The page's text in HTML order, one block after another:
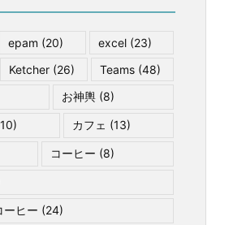
epam (20) excel(23)
Ketcher (26) Teams (48)
お神輿(8)
カフェ (13)
コーヒー (8)
ーヒー (24)